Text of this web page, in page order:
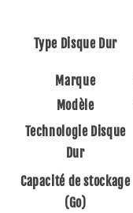
USB
USB
Type Disque Dur
Marque
Modèle
Technologie Disque
Dur
Capacité de stockage
(Go)